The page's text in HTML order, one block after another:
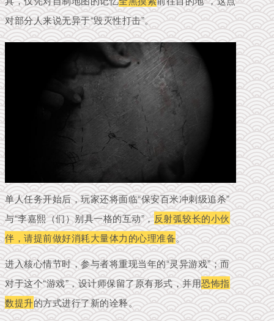
对部分人来说无异于“毁灭性打击”。
单人任务开始后，玩家还将面临“保安百米冲刺级追杀”
与“李嘉熙（们）别具一格的互动”，反射弧较长的小伙
伴，请提前做好消耗大量体力的心理准备。
进入核心情节时，参与者将重现当年的“灵异游戏”；而
对于这个“游戏”，设计师保留了原有形式，并用恐怖指
数提升的方式进行了新的诠释。